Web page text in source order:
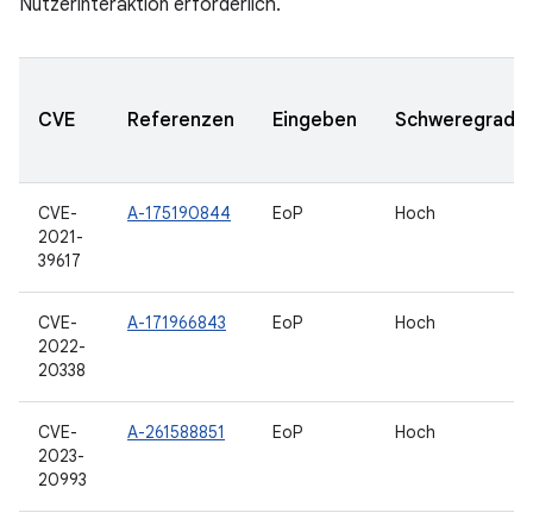
Nutzerinteraktion erforderlich.
CVE Referenzen Eingeben Schweregrad
CVE-
2021-
39617
A-175190844 EoP Hoch
CVE-
2022-
20338
A-171966843 EoP Hoch
CVE-
2023-
20993
A-261588851 EoP Hoch